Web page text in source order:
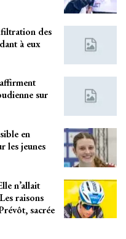
des
à eux
sur
en
les jeunes
n’allait
raisons
sacrée